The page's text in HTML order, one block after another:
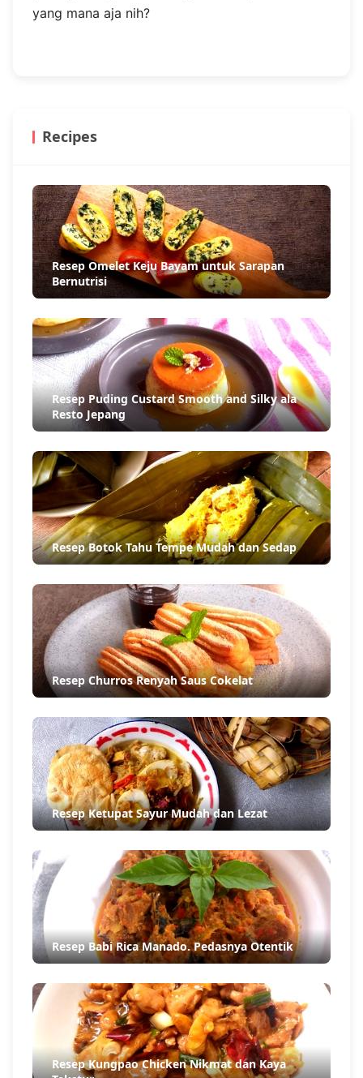
yang mana aja nih?
Recipes
Resep Omelet Keju Bayam untuk Sarapan
Bernutrisi
Resep Puding Custard Smooth and Silky ala
Resto Jepang
Resep Botok Tahu Tempe Mudah dan Sedap
Resep Churros Renyah Saus Cokelat
Resep Ketupat Sayur Mudah dan Lezat
Resep Babi Rica Manado. Pedasnya Otentik
Resep Kungpao Chicken Nikmat dan Kaya